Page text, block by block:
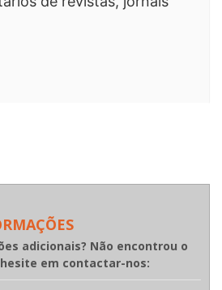
adicionais? Não encontrou o
em contactar-nos: